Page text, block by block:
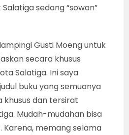
sedang “sowan”
Gusti Moeng untuk
secara khusus
Salatiga. Ini saya
buku yang semuanya
khusus dan tersirat
Mudah-mudahan bisa
memang selama